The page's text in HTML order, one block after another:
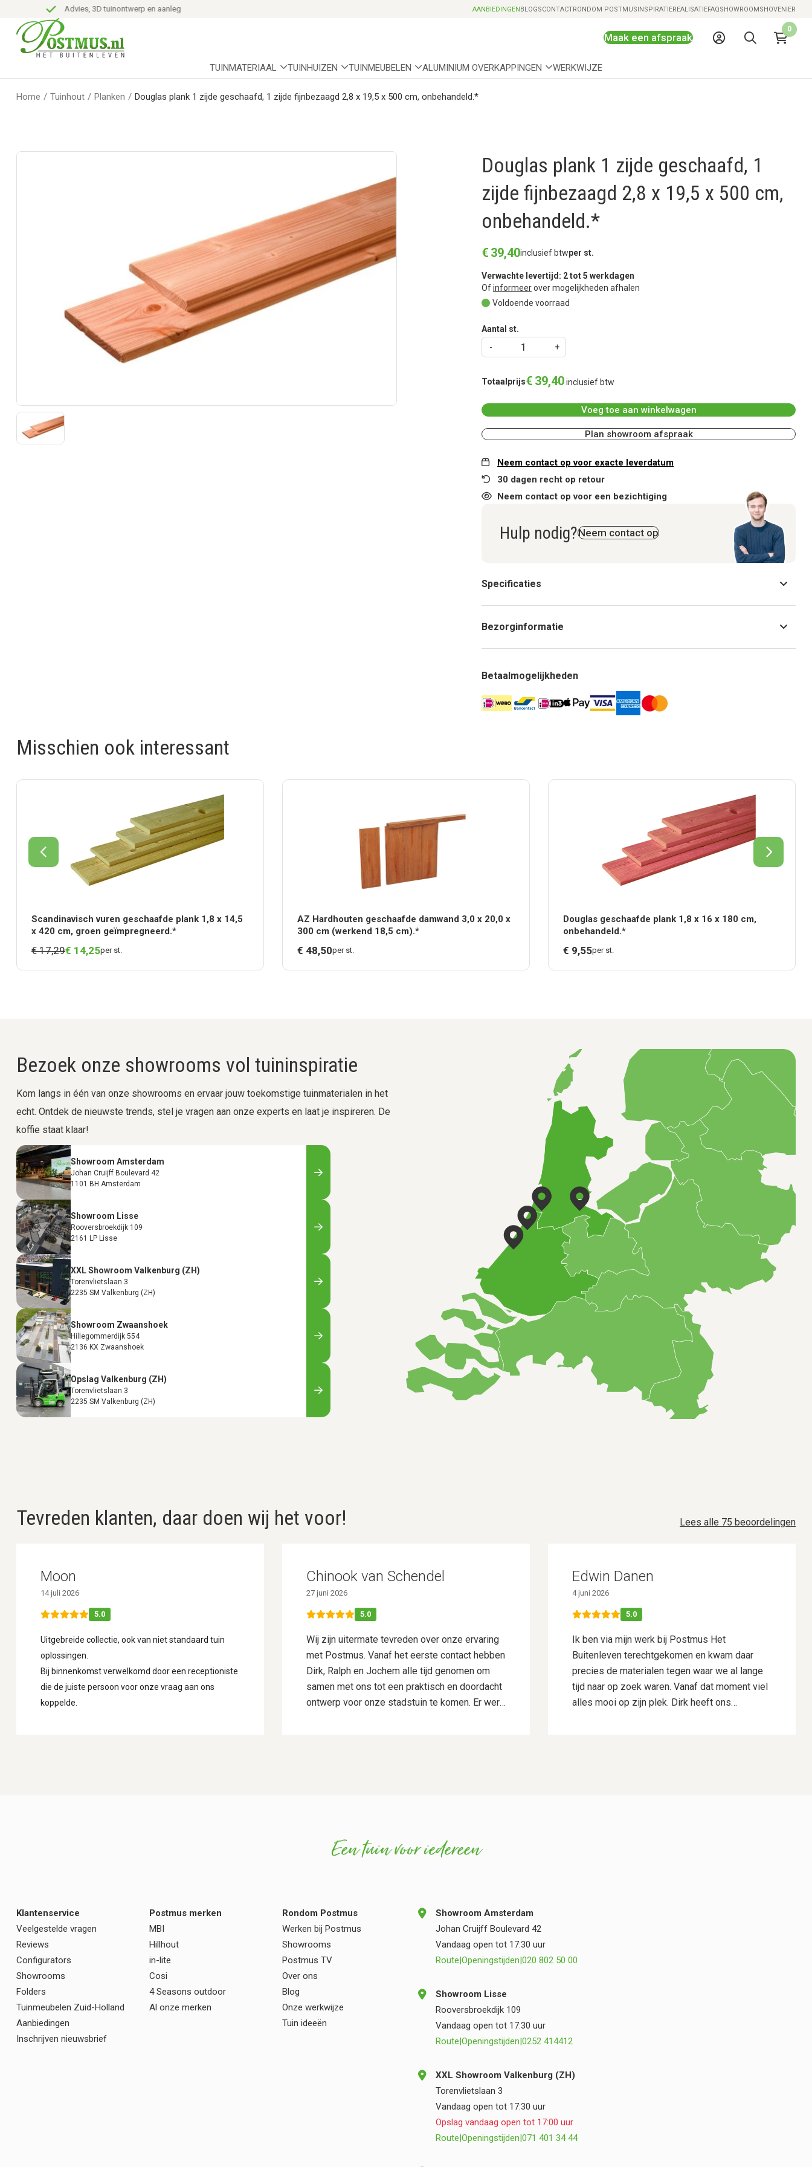
Advies, 3D tuinontwerp en aanleg Snelle levering mogelijk
AANBIEDINGENBLOGSCONTACTRONDOM POSTMUSINSPIRATIEREALISATIEFAQSHOWROOMSHOVENIER
Maak een afspraak
0
TUINMATERIAAL TUINHUIZEN TUINMEUBELEN ALUMINIUM OVERKAPPINGEN WERKWIJZE
Home / Tuinhout / Planken / Douglas plank 1 zijde geschaafd, 1 zijde fijnbezaagd 2,8 x 19,5 x 500 cm, onbehandeld.*
Douglas plank 1 zijde geschaafd, 1
zijde fijnbezaagd 2,8 x 19,5 x 500 cm,
onbehandeld.*
€ 39,40inclusief btwper st.
Verwachte levertijd: 2 tot 5 werkdagen
Ofinformeerover mogelijkheden afhalen
Voldoende voorraad
Aantal st.
Totaalprijs€ 39,40inclusief btw
Voeg toe aan winkelwagen
Plan showroom afspraak
Neem contact op voor exacte leverdatum
30 dagen recht op retour
Neem contact op voor een bezichtiging
Hulp nodig?Neem contact op
Specificaties
Bezorginformatie
Betaalmogelijkheden
Misschien ook interessant
Scandinavisch vuren geschaafde plank 1,8 x 14,5
x 420 cm, groen geïmpregneerd.*
€ 17,29€ 14,25per st.
AZ Hardhouten geschaafde damwand 3,0 x 20,0 x
300 cm (werkend 18,5 cm).*
€ 48,50per st.
Douglas geschaafde plank 1,8 x 16 x 180 cm,
onbehandeld.*
€ 9,55per st.
Bezoek onze showrooms vol tuininspiratie
Kom langs in één van onze showrooms en ervaar jouw toekomstige tuinmaterialen in het
echt. Ontdek de nieuwste trends, stel je vragen aan onze experts en laat je inspireren. De
koffie staat klaar!
Showroom Amsterdam
Johan Cruijff Boulevard 42
1101 BH Amsterdam
Showroom Lisse
Rooversbroekdijk 109
2161 LP Lisse
XXL Showroom Valkenburg (ZH)
Torenvlietslaan 3
2235 SM Valkenburg (ZH)
Showroom Zwaanshoek
Hillegommerdijk 554
2136 KX Zwaanshoek
Opslag Valkenburg (ZH)
Torenvlietslaan 3
2235 SM Valkenburg (ZH)
Tevreden klanten, daar doen wij het voor! Lees alle 75 beoordelingen
Moon
14 juli 2026
5.0
Uitgebreide collectie, ook van niet standaard tuin
oplossingen.
Bij binnenkomst verwelkomd door een receptioniste
die de juiste persoon voor onze vraag aan ons
koppelde.
Chinook van Schendel
27 juni 2026
5.0
Wij zijn uitermate tevreden over onze ervaring
met Postmus. Vanaf het eerste contact hebben
Dirk, Ralph en Jochem alle tijd genomen om
samen met ons tot een praktisch en doordacht
ontwerp voor onze stadstuin te komen. Er werd
vakmanschap en oog voor detail zijn duidelijk
zichtbaar in het eindresultaat. Wij zijn zeer blij
aanbevelen aan iedereen die op zoek is naar
kwaliteit, deskundigheid en een prettige
Edwin Danen
4 juni 2026
5.0
Ik ben via mijn werk bij Postmus Het
Buitenleven terechtgekomen en kwam daar
precies de materialen tegen waar we al lange
tijd naar op zoek waren. Vanaf dat moment viel
alles mooi op zijn plek. Dirk heeft ons
plezier terug op de samenwerking en kunnen
Een tuin voor iedereen
Klantenservice
Veelgestelde vragen
Reviews
Configurators
Showrooms
Folders
Tuinmeubelen Zuid-Holland
Aanbiedingen
Inschrijven nieuwsbrief
Postmus merken
MBI
Hillhout
in-lite
Cosi
4 Seasons outdoor
Al onze merken
Rondom Postmus
Werken bij Postmus
Showrooms
Postmus TV
Over ons
Blog
Onze werkwijze
Tuin ideeën
Showroom Amsterdam
Johan Cruijff Boulevard 42
Vandaag open tot 17:30 uur
Route|Openingstijden|020 802 50 00
Showroom Lisse
Rooversbroekdijk 109
Vandaag open tot 17:30 uur
Route|Openingstijden|0252 414412
XXL Showroom Valkenburg (ZH)
Torenvlietslaan 3
Vandaag open tot 17:30 uur
Opslag vandaag open tot 17:00 uur
Route|Openingstijden|071 401 34 44